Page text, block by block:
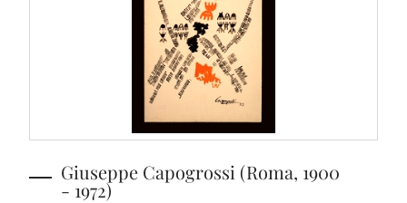
Giuseppe Capogrossi (Roma, 1900
- 1972)